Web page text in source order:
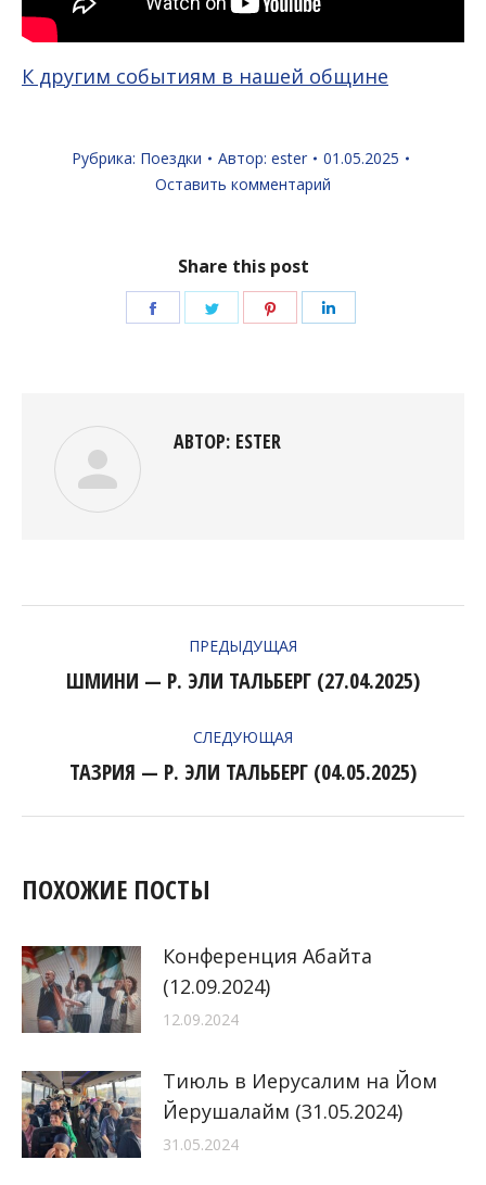
К другим событиям в нашей общине
Рубрика: Поездки Автор: ester
01.05.2025
Оставить комментарий
Share this post
ПоделитьсяПоделитьсяПоделиться
АВТОР: ESTER
ПРЕДЫДУЩАЯ
Предыдущая
ШМИНИ — Р. ЭЛИ ТАЛЬБЕРГ (27.04.2025)
СЛЕДУЮЩАЯ
Следующая
ТАЗРИЯ — Р. ЭЛИ ТАЛЬБЕРГ (04.05.2025)
ПОХОЖИЕ ПОСТЫ
Конференция Абайта
(12.09.2024)
12.09.2024
Тиюль в Иерусалим на Йом
Йерушалайм (31.05.2024)
31.05.2024